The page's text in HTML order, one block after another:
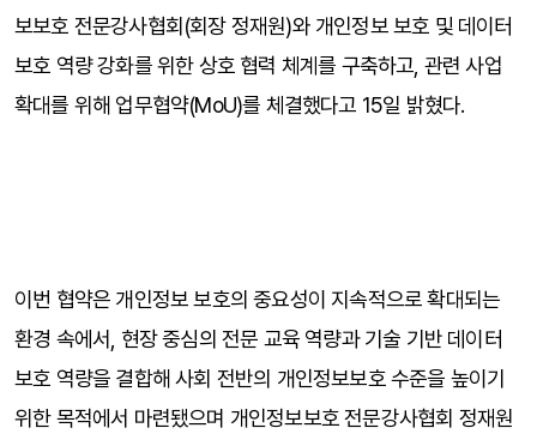
보보호 전문강사협회(회장 정재원)와 개인정보 보호 및 데이터
보호 역량 강화를 위한 상호 협력 체계를 구축하고, 관련 사업
확대를 위해 업무협약(MoU)를 체결했다고 15일 밝혔다.
이번 협약은 개인정보 보호의 중요성이 지속적으로 확대되는
환경 속에서, 현장 중심의 전문 교육 역량과 기술 기반 데이터
보호 역량을 결합해 사회 전반의 개인정보보호 수준을 높이기
위한 목적에서 마련됐으며 개인정보보호 전문강사협회 정재원